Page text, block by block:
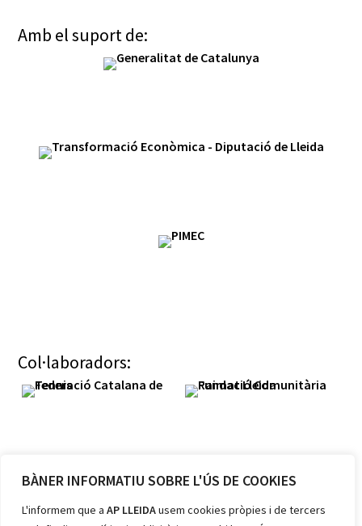
BÀNER INFORMATIU SOBRE L'ÚS DE COOKIES
L'informem que a AP LLEIDAusem cookies pròpies i de tercers
Membres:
Col·laboradors:
Amb el suport de: